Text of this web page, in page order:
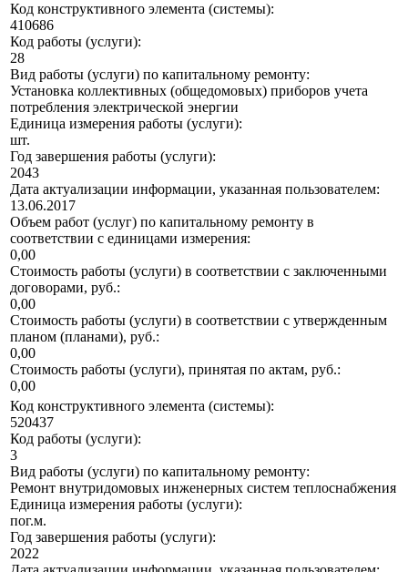
Код конструктивного элемента (системы):
410686
Код работы (услуги):
28
Вид работы (услуги) по капитальному ремонту:
Установка коллективных (общедомовых) приборов учета
потребления электрической энергии
Единица измерения работы (услуги):
шт.
Год завершения работы (услуги):
2043
Дата актуализации информации, указанная пользователем:
13.06.2017
Объем работ (услуг) по капитальному ремонту в
соответствии с единицами измерения:
0,00
Стоимость работы (услуги) в соответствии с заключенными
договорами, руб.:
0,00
Стоимость работы (услуги) в соответствии с утвержденным
планом (планами), руб.:
0,00
Стоимость работы (услуги), принятая по актам, руб.:
0,00
Код конструктивного элемента (системы):
520437
Код работы (услуги):
3
Вид работы (услуги) по капитальному ремонту:
Ремонт внутридомовых инженерных систем теплоснабжения
Единица измерения работы (услуги):
пог.м.
Год завершения работы (услуги):
2022